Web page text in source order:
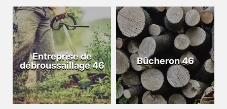
Entreprise de
débroussaillage 46
Bûcheron 46